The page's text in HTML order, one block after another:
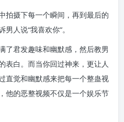
拍摄下每一个瞬间，再到最后的
人说“我喜欢你”。
了君发趣味和幽默感，然后教男
表白。而当你回过神来，更让人
直觉和幽默感来把每一个整蛊视
他的恶整视频不仅是一个娱乐节